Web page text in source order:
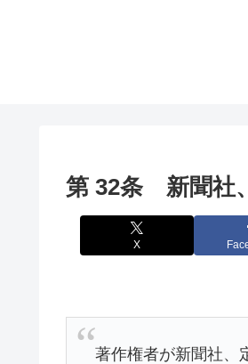
第 32条 新聞社
X
著作権者が新聞社、